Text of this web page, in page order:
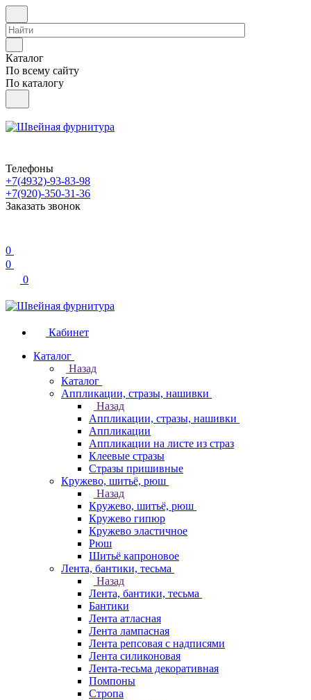
Каталог
По всему сайту
По каталогу
Телефоны
+7(4932)-93-83-98
+7(920)-350-31-36
Заказать звонок
0
0
0
Кабинет
Каталог
Назад
Каталог
Аппликации, стразы, нашивки
Назад
Аппликации, стразы, нашивки
Аппликации
Аппликации на листе из страз
Клеевые стразы
Стразы пришивные
Кружево, шитьё, рюш
Назад
Кружево, шитьё, рюш
Кружево гипюр
Кружево эластичное
Рюш
Шитьё капроновое
Лента, бантики, тесьма
Назад
Лента, бантики, тесьма
Бантики
Лента атласная
Лента лампасная
Лента репсовая с надписями
Лента силиконовая
Лента-тесьма декоративная
Помпоны
Стропа